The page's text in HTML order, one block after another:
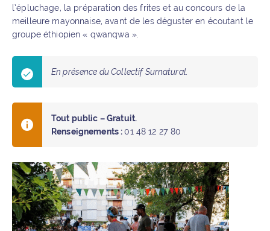
l’épluchage, la préparation des frites et au concours de la
meilleure mayonnaise, avant de les déguster en écoutant le
groupe éthiopien « qwanqwa ».
En présence du Collectif Surnatural.
Tout public – Gratuit.
Renseignements :01 48 12 27 80